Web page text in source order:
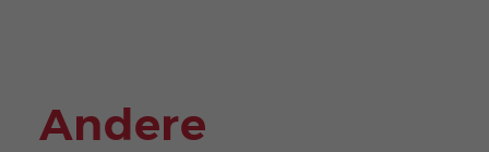
Andere